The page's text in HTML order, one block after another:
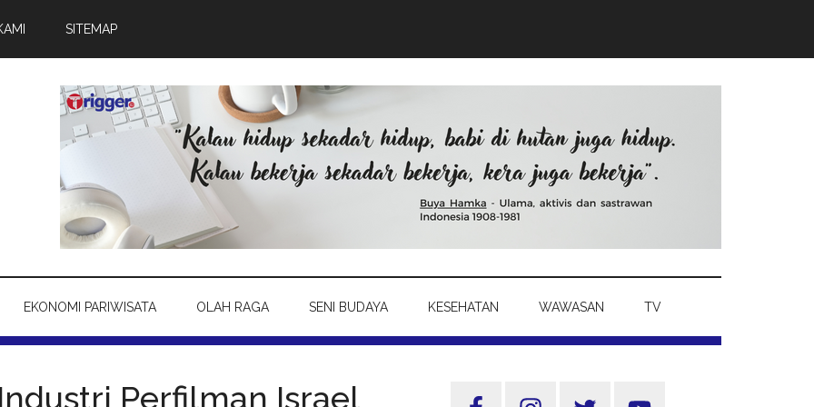
SITEMAP
EKONOMI PARIWISATA OLAH RAGA SENI BUDAYA KESEHATAN WAWASAN TV
Perfilman Israel
Sidebar